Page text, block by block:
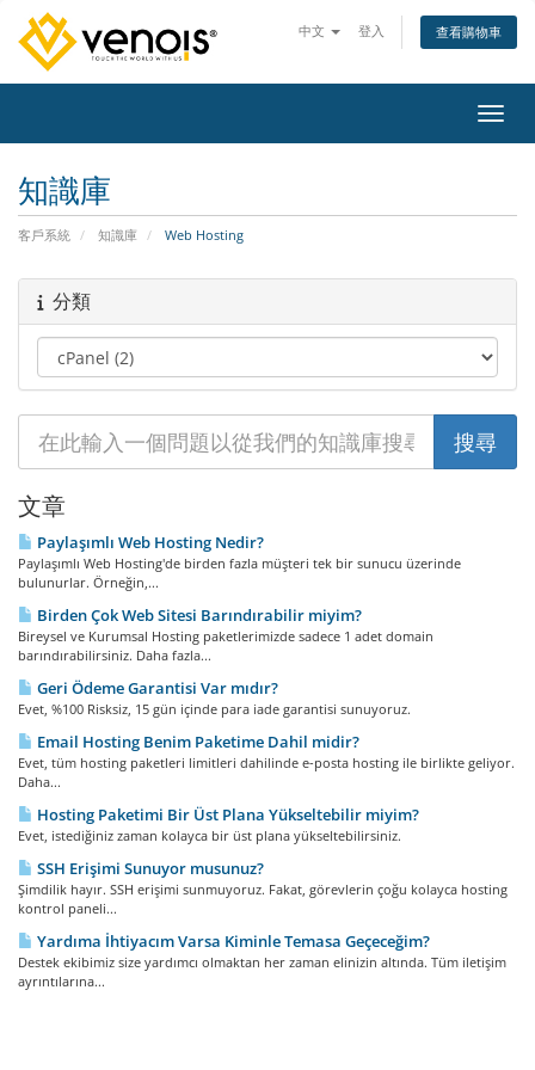
中文 登入 查看購物車
切換
知識庫
客戶系統 知識庫 Web Hosting
分類
文章
Paylaşımlı Web Hosting Nedir?
Paylaşımlı Web Hosting'de birden fazla müşteri tek bir sunucu üzerinde
bulunurlar. Örneğin,...
Birden Çok Web Sitesi Barındırabilir miyim?
Bireysel ve Kurumsal Hosting paketlerimizde sadece 1 adet domain
barındırabilirsiniz. Daha fazla...
Geri Ödeme Garantisi Var mıdır?
Evet, %100 Risksiz, 15 gün içinde para iade garantisi sunuyoruz.
Email Hosting Benim Paketime Dahil midir?
Evet, tüm hosting paketleri limitleri dahilinde e-posta hosting ile birlikte geliyor.
Daha...
Hosting Paketimi Bir Üst Plana Yükseltebilir miyim?
Evet, istediğiniz zaman kolayca bir üst plana yükseltebilirsiniz.
SSH Erişimi Sunuyor musunuz?
Şimdilik hayır. SSH erişimi sunmuyoruz. Fakat, görevlerin çoğu kolayca hosting
kontrol paneli...
Yardıma İhtiyacım Varsa Kiminle Temasa Geçeceğim?
Destek ekibimiz size yardımcı olmaktan her zaman elinizin altında. Tüm iletişim
ayrıntılarına...